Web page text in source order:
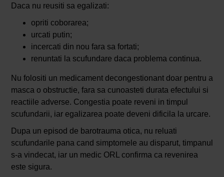
Daca nu reusiti sa egalizati:
opriti coborarea;
urcati putin;
incercati din nou fara sa fortati;
renuntati la scufundare daca problema continua.
Nu folositi un medicament decongestionant doar pentru a
masca o obstructie, fara sa cunoasteti durata efectului si
reactiile adverse. Congestia poate reveni in timpul
scufundarii, iar egalizarea poate deveni dificila la urcare.
Dupa un episod de barotrauma otica, nu reluati
scufundarile pana cand simptomele au disparut, timpanul
s-a vindecat, iar un medic ORL confirma ca revenirea
este sigura.